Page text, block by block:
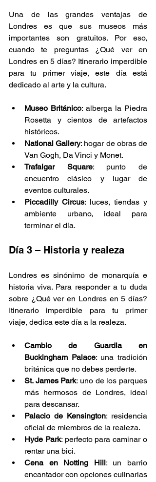
Una de las grandes ventajas de
Londres es que sus museos más
importantes son gratuitos. Por eso,
cuando te preguntas ¿Qué ver en
Londres en 5 días? Itinerario imperdible
para tu primer viaje, este día está
dedicado al arte y la cultura.
Museo Británico: alberga la Piedra
Rosetta y cientos de artefactos
históricos.
National Gallery: hogar de obras de
Van Gogh, Da Vinci y Monet.
Trafalgar Square: punto de
encuentro clásico y lugar de
eventos culturales.
Piccadilly Circus: luces, tiendas y
ambiente urbano, ideal para
terminar el día.
Día 3 – Historia y realeza
Londres es sinónimo de monarquía e
historia viva. Para responder a tu duda
sobre ¿Qué ver en Londres en 5 días?
Itinerario imperdible para tu primer
viaje, dedica este día a la realeza.
Cambio de Guardia en
Buckingham Palace: una tradición
británica que no debes perderte.
St. James Park: uno de los parques
más hermosos de Londres, ideal
para descansar.
Palacio de Kensington: residencia
oficial de miembros de la realeza.
Hyde Park: perfecto para caminar o
rentar una bici.
Cena en Notting Hill: un barrio
encantador con opciones culinarias